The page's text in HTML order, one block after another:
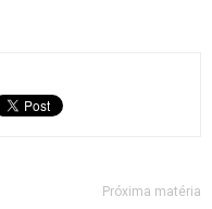
Próxima matéria